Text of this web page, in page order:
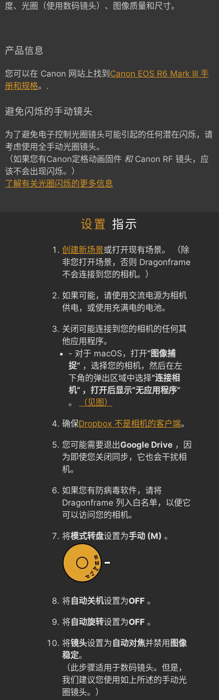
度、光圈（使用数码镜头）、图像质量和尺寸。
产品信息
您可以在 Canon 网站上找到 Canon EOS R6 Mark III 手
册和规格。.
避免闪烁的手动镜头
为了避免电子控制光圈镜头可能引起的任何潜在闪烁，请
考虑使用全手动光圈镜头。
（如果您有Canon定格动画固件 和Canon RF 镜头，应
该不会出现闪烁。）
了解有关光圈闪烁的更多信息
设置 指示
创建新场景或打开现有场景。 （除
非您打开场景，否则 Dragonframe
不会连接到您的相机。）
如果可能，请使用交流电源为相机
供电，或使用充满电的电池。
关闭可能连接到您的相机的任何其
他应用程序。
- 对于 macOS，打开“图像捕
捉” ，选择您的相机，然后在左
下角的弹出区域中选择“连接相
机” ，打开后显示“无应用程序”
。
（见图）
确保Dropbox 不是相机的客户端。
您可能需要退出Google Drive ，因
为即使您关闭同步，它也会干扰相
机。
如果您有防病毒软件，请将
Dragonframe 列入白名单，以便它
可以访问您的相机。
将模式转盘设置为手动 (M) 。
将 自动关机设置为OFF 。
将 自动旋转设置为OFF 。
将镜头设置为 自动对焦并禁用 图像
稳定。
（此步骤适用于数码镜头。但是，
我们建议您使用如上所述的手动光
圈镜头。）